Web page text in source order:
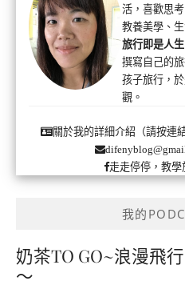
活，喜歡思
教養美學、
旅行即是人生
撰寫自己的
孩子旅行，
觀。
關於我的詳細介紹（請按連
走走停停，教學
我的
奶茶TO GO~浪漫飛
～